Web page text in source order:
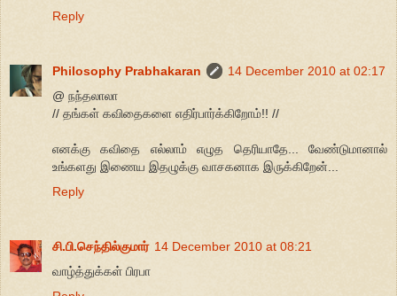
Reply
Philosophy Prabhakaran
14 December 2010 at 02:17
@ நந்தலாலா
// தங்கள் கவிதைகளை எதிர்பார்க்கிறோம்!! //
எனக்கு கவிதை எல்லாம் எழுத தெரியாதே... வேண்டுமானால்
உங்களது இணைய இதழுக்கு வாசகனாக இருக்கிறேன்...
Reply
சி.பி.செந்தில்குமார் 14 December 2010 at 08:21
வாழ்த்துக்கள் பிரபா